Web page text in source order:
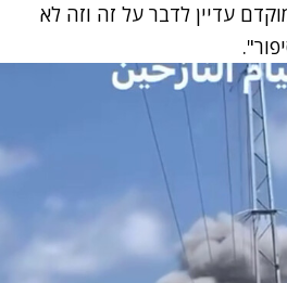
עדיין לדבר על זה וזה לא